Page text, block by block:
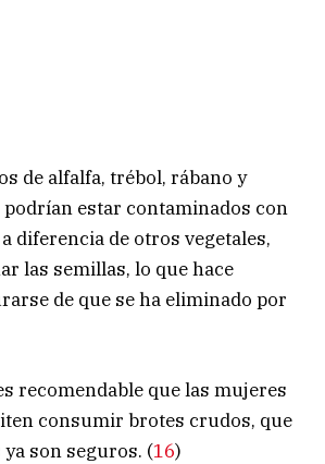
de alfalfa, trébol, rábano y
estar contaminados con
diferencia de otros vegetales,
las semillas, lo que hace
de que se ha eliminado por
recomendable que las mujeres
consumir brotes crudos, que
son seguros. (16)